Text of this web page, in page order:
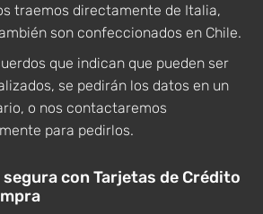
traemos directamente de Italia,
son confeccionados en Chile.
que indican que pueden ser
se pedirán los datos en un
o nos contactaremos
para pedirlos.
segura con Tarjetas de Crédito